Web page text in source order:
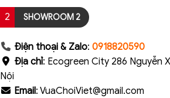
2 SHOWROOM 2
Điện thoại & Zalo: 0918820590
Địa chỉ: Ecogreen City 286 Nguyễn
Nội
Email: VuaChoiViet@gmail.com